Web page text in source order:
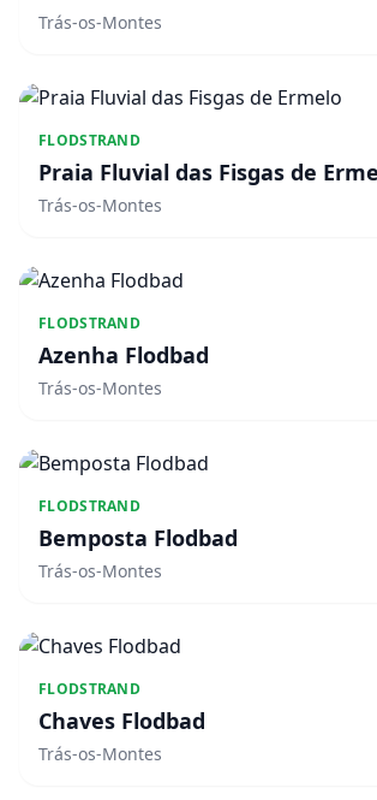
Trás-os-Montes
FLODSTRAND
Praia Fluvial das Fisgas de
Trás-os-Montes
FLODSTRAND
Azenha Flodbad
Trás-os-Montes
FLODSTRAND
Bemposta Flodbad
Trás-os-Montes
FLODSTRAND
Chaves Flodbad
Trás-os-Montes